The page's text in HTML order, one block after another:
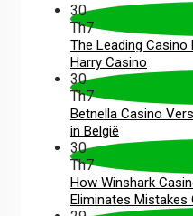
30
Th7
The Leading
Harry Casino
30
Th7
Betnella Casino
in België
30
Th7
How Winshark
Eliminates Mistakes